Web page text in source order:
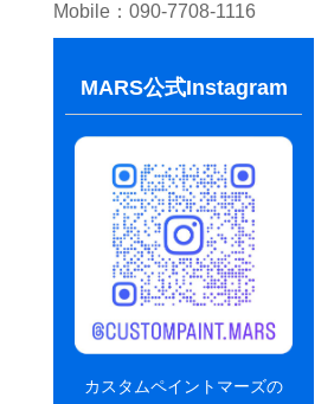
Mobile：090-7708-1116
MARS公式Instagram
カスタムペイントマーズの